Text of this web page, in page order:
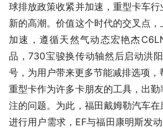
球排放政策收紧并加速，重型卡车
新的高潮。价值这个时代的交叉点
加速，遵循天然气动态宏艳杰
品，730宝骏换传动轴然后启动洪
号，为用户带来更多节能减排选项，
重型卡作为许多卡朋友的工具，出
注的问题。为此，福田戴姆勒汽车
进行用户需求，EF与福田康明斯发